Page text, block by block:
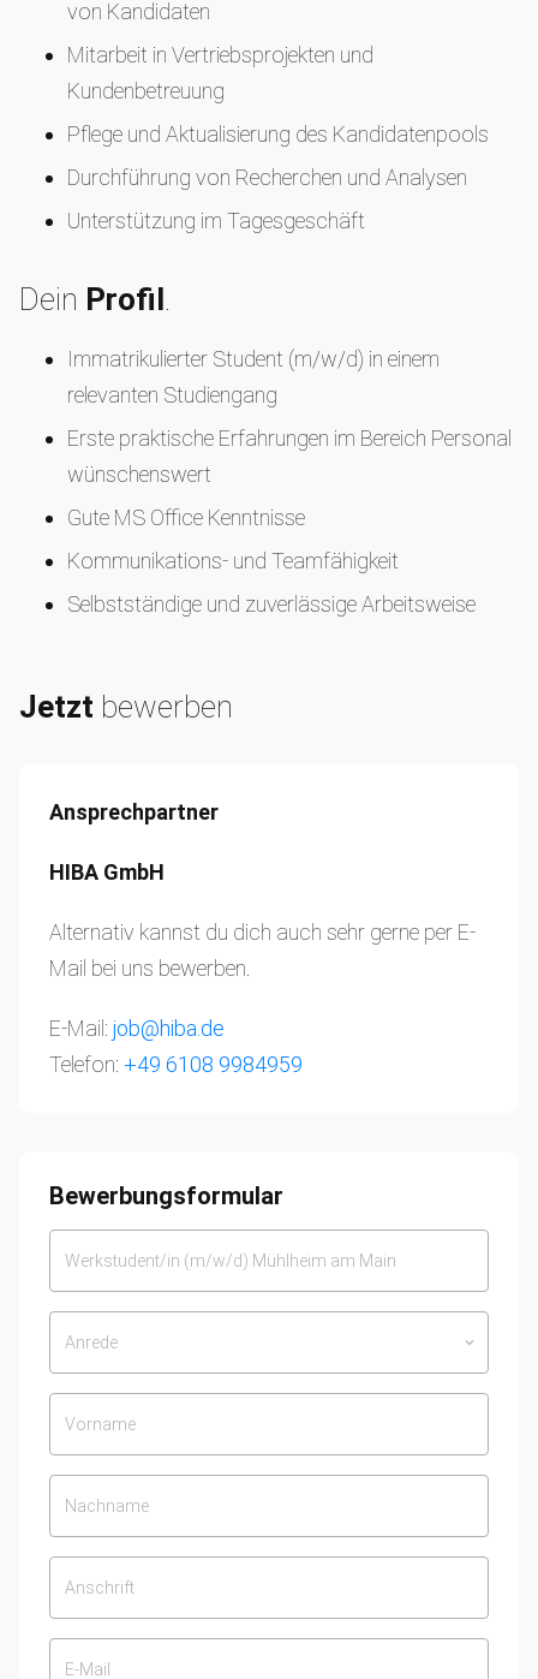
von Kandidaten
Mitarbeit in Vertriebsprojekten und
Kundenbetreuung
Pflege und Aktualisierung des Kandidatenpools
Durchführung von Recherchen und Analysen
Unterstützung im Tagesgeschäft
Dein Profil.
Immatrikulierter Student (m/w/d) in einem
relevanten Studiengang
Erste praktische Erfahrungen im Bereich Personal
wünschenswert
Gute MS Office Kenntnisse
Kommunikations- und Teamfähigkeit
Selbstständige und zuverlässige Arbeitsweise
Jetzt bewerben
Ansprechpartner
HIBA GmbH
Alternativ kannst du dich auch sehr gerne per E-
Mail bei uns bewerben.
E-Mail: job@hiba.de
Telefon: +49 6108 9984959
Bewerbungsformular
Anrede keyboard_arrow_down